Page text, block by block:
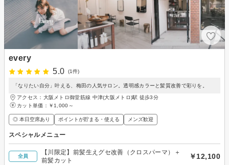
every
5.0
(1件)
「なりたい自分」叶える、梅田の人気サロン。透明感カラーと髪質改善で彩りを。
アクセス：大阪メトロ御堂筋線 中津(大阪メトロ)駅 徒歩3分
カット単価： ￥1,000～
◎ 本日空席あり ポイントが貯まる・使える メンズ歓迎
スペシャルメニュー
全員
【川限定】前髪生えグセ改善（クロスパーマ）＋
前髪カット
￥12,100